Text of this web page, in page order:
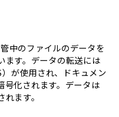
中のファイルのデータを
ます。データの転送には
使用され、ドキュメン
号化されます。データは
ます。